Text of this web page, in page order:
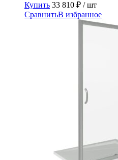
Купить 33 810 ₽ / шт
СравнитьВ избранное